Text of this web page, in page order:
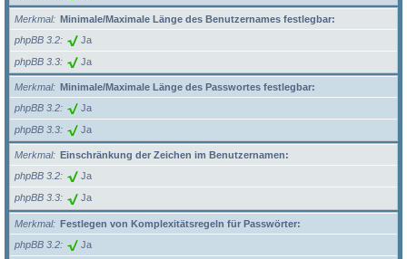
Merkmal
Minimale/Maximale Länge des Benutzernames festlegbar:
phpBB 3.2
Ja
phpBB 3.3 Ja
Merkmal
Minimale/Maximale Länge des Passwortes festlegbar:
phpBB 3.2
Ja
phpBB 3.3 Ja
Merkmal
Einschränkung der Zeichen im Benutzernamen:
phpBB 3.2
Ja
phpBB 3.3 Ja
Merkmal
Festlegen von Komplexitätsregeln für Passwörter:
phpBB 3.2
Ja